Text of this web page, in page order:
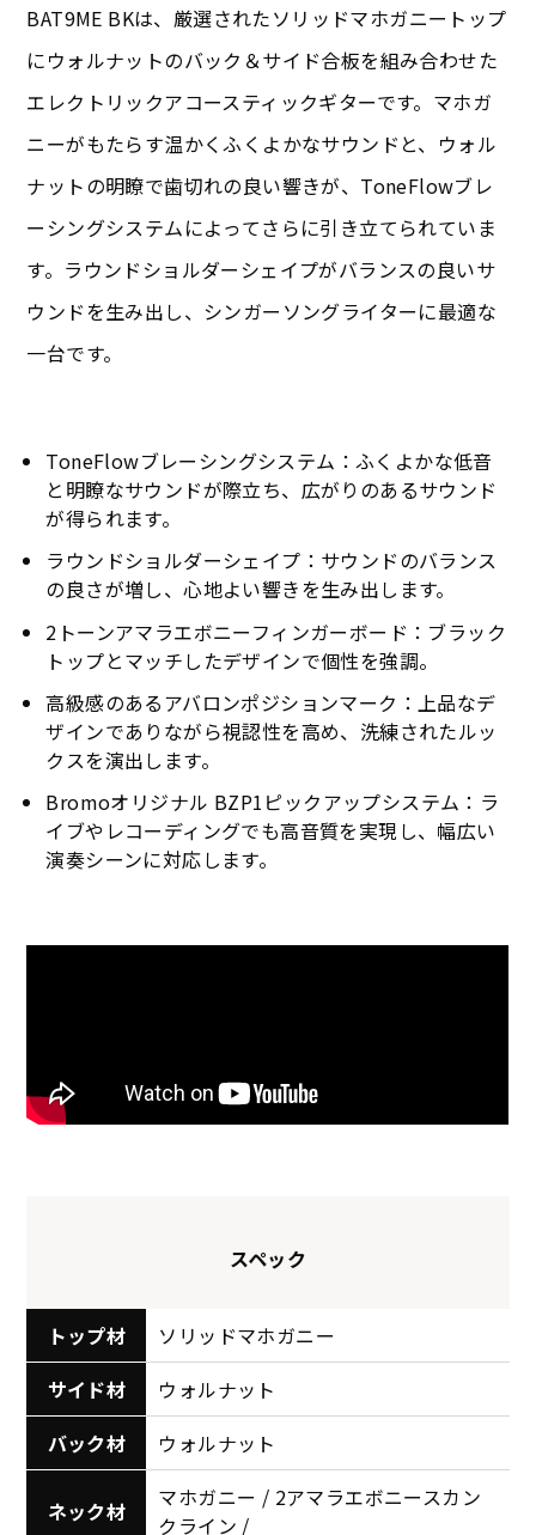
BAT9ME BKは、厳選されたソリッドマホガニートップ
にウォルナットのバック＆サイド合板を組み合わせた
エレクトリックアコースティックギターです。マホガ
ニーがもたらす温かくふくよかなサウンドと、ウォル
ナットの明瞭で歯切れの良い響きが、ToneFlowブレ
ーシングシステムによってさらに引き立てられていま
す。ラウンドショルダーシェイプがバランスの良いサ
ウンドを生み出し、シンガーソングライターに最適な
一台です。
ToneFlowブレーシングシステム：ふくよかな低音
と明瞭なサウンドが際立ち、広がりのあるサウンド
が得られます。
ラウンドショルダーシェイプ：サウンドのバランス
の良さが増し、心地よい響きを生み出します。
2トーンアマラエボニーフィンガーボード：ブラック
トップとマッチしたデザインで個性を強調。
高級感のあるアバロンポジションマーク：上品なデ
ザインでありながら視認性を高め、洗練されたルッ
クスを演出します。
Bromoオリジナル BZP1ピックアップシステム：ラ
イブやレコーディングでも高音質を実現し、幅広い
演奏シーンに対応します。
スペック
トップ材
ソリッドマホガニー
サイド材
ウォルナット
バック材
ウォルナット
ネック材
マホガニー / 2アマラエボニースカン
クライン /